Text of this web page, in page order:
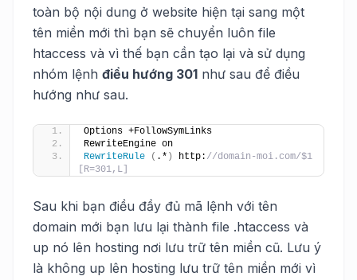
toàn bộ nội dung ở website hiện tại sang một
tên miền mới thì bạn sẽ chuyển luôn file
htaccess và vì thế bạn cần tạo lại và sử dụng
nhóm lệnh điều hướng 301 như sau để điều
hướng như sau.
Options +FollowSymLinks
RewriteEngine on
RewriteRule
( .* ) http: //domain-moi.com/$1
[R=301,L]
Sau khi bạn điều đầy đủ mã lệnh với tên
domain mới bạn lưu lại thành file .htaccess và
up nó lên hosting nơi lưu trữ tên miền cũ. Lưu ý
là không up lên hosting lưu trữ tên miền mới vì